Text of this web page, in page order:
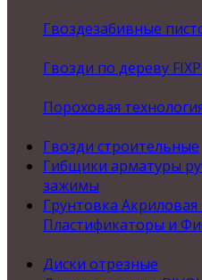
Гвоздезабивные
Гвозди по дереву
Пороховая
Гвозди строительные
Гибщики арматуры
зажимы
Грунтовка
Пластификаторы и
Диски отрезные